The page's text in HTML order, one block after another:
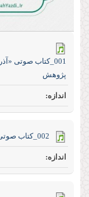
001_کتاب صوتی
پژوهش
002_کتاب صوتی «آذرخشی‌ دیگر‌ از‌ آسمان‌ کربلا»، مقدمه